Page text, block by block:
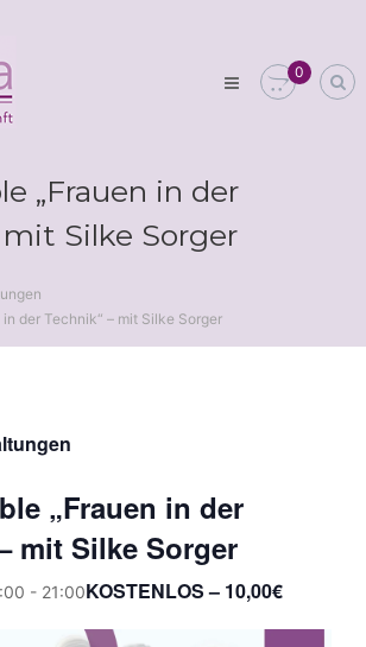
0
„Frauen in der
mit Silke Sorger
in der Technik“ – mit Silke Sorger
„Frauen in der
mit Silke Sorger
- 21:00KOSTENLOS – 10,00€